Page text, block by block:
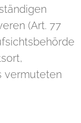
(Art. 77
vermuteten